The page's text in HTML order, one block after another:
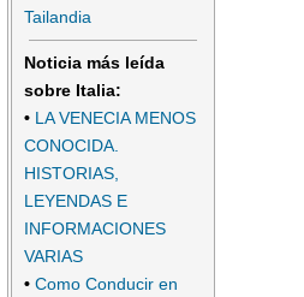
Tailandia
Noticia más leída
sobre Italia:
• LA VENECIA MENOS
CONOCIDA.
HISTORIAS,
LEYENDAS E
INFORMACIONES
VARIAS
• Como Conducir en